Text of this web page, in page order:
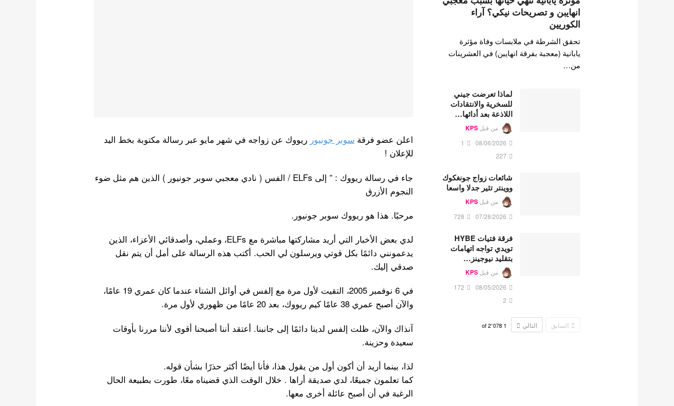
اعلن عضو فرقة سوبر جونيور ريووك عن زواجه في شهر مايو عبر رسالة مكتوبة بخط اليد
للإعلان !
جاء في رسالة ريووك : ” إلى ELFs / الفس ( نادي معجبي سوبر جونيور ) الذين هم مثل ضوء
النجوم الأزرق
مرحبًا. هذا هو ريووك سوبر جونيور.
لدي بعض الأخبار التي أريد مشاركتها مباشرة مع ELFs، وعملي، وأصدقائي الأعزاء، الذين
يدعمونني دائمًا بكل قوتي ويرسلون لي الحب. أكتب هذه الرسالة على أمل أن يتم نقل
صدقي إليك.
في 6 نوفمبر 2005، التقيت لأول مرة مع إلفس في أوائل الشتاء عندما كان عمري 19 عامًا،
والآن أصبح عمري 38 عامًا كيم ريووك، بعد 20 عامًا من ظهوري لأول مرة.
آنذاك والآن، ظلت إلفس لدينا دائمًا إلى جانبنا. أعتقد أننا أصبحنا أقوى لأننا مررنا بأوقات
سعيدة وحزينة.
لذا، بينما أريد أن أكون أول من يقول هذا، فأنا أيضًا أكثر حذرًا بشأن قوله.
كما تعلمون جميعًا، لدي صديقة أراها . خلال الوقت الذي قضيناه معًا، طورت بطبيعة الحال
الرغبة في أن أصبح عائلة أخرى معها.
انهايبن و تصريحات نيكي؟ آراء
الكوريين
تحقق الشرطة في ملابسات وفاة مؤثرة
يابانية (معجبة بفرقة انهايبن) في العشرينات
من…
لماذا تعرضت جيني
للسخرية والانتقادات
اللاذعة بعد أدائها…
من قبل KPS
08/06/2026
1
227
شائعات زواج جونغكوك
ووينتر تثير جدلا واسعا
من قبل KPS
07/28/2026
728
فرقة فتيات HYBE
تويدي تواجه اتهامات
بتقليد نيوجينز…
من قبل KPS
08/05/2026
172
2
السابق التالي 1 2٬078